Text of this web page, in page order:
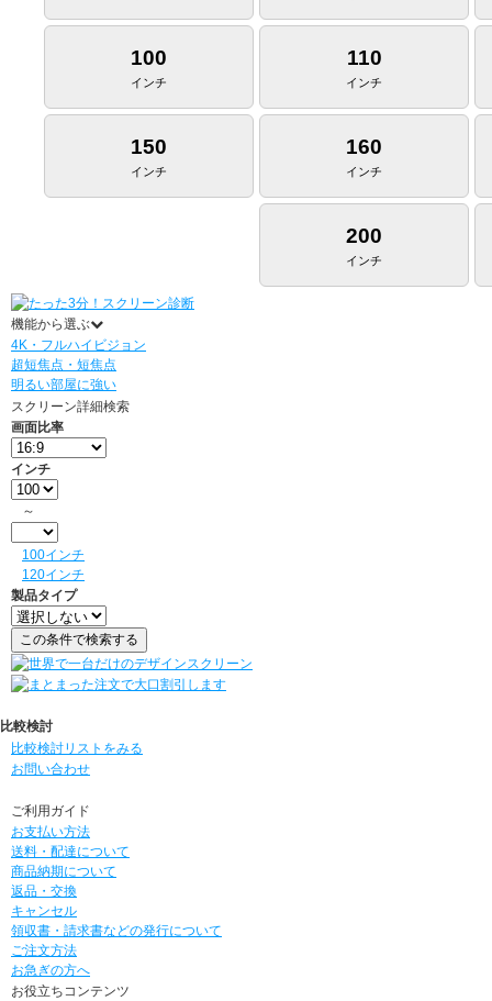
100
インチ
110
インチ
150
インチ
160
インチ
200
インチ
機能から選ぶ
4K・フルハイビジョン
超短焦点・短焦点
明るい部屋に強い
スクリーン詳細検索
画面比率
インチ
～
100インチ
120インチ
製品タイプ
比較検討
比較検討リストをみる
お問い合わせ
ご利用ガイド
お支払い方法
送料・配達について
商品納期について
返品・交換
キャンセル
領収書・請求書などの発行について
ご注文方法
お急ぎの方へ
お役立ちコンテンツ